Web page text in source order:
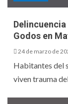
Godos en
24 de marzo de
Habitantes del
viven trauma